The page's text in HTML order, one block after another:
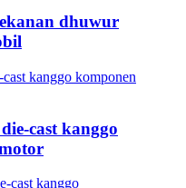
dhuwur
cast kanggo